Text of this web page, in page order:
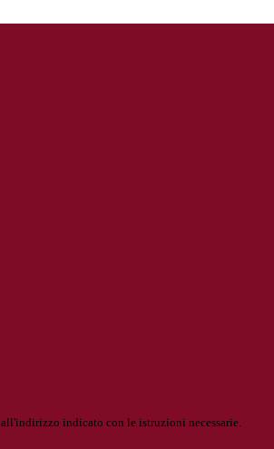
indicato con le istruzioni necessarie.